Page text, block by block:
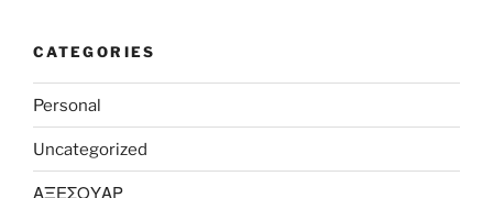
CATEGORIES
Personal
Uncategorized
ΑΞΕΣΟΥΑΡ